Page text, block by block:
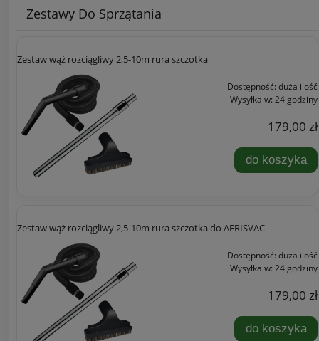
Zestawy Do Sprzątania
Zestaw wąż rozciągliwy 2,5-10m rura szczotka
Dostępność: duża ilość
Wysyłka w: 24 godziny
179,00 zł
do koszyka
Zestaw wąż rozciągliwy 2,5-10m rura szczotka do AERISVAC
Dostępność: duża ilość
Wysyłka w: 24 godziny
179,00 zł
do koszyka